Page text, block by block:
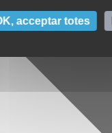
acceptar totes